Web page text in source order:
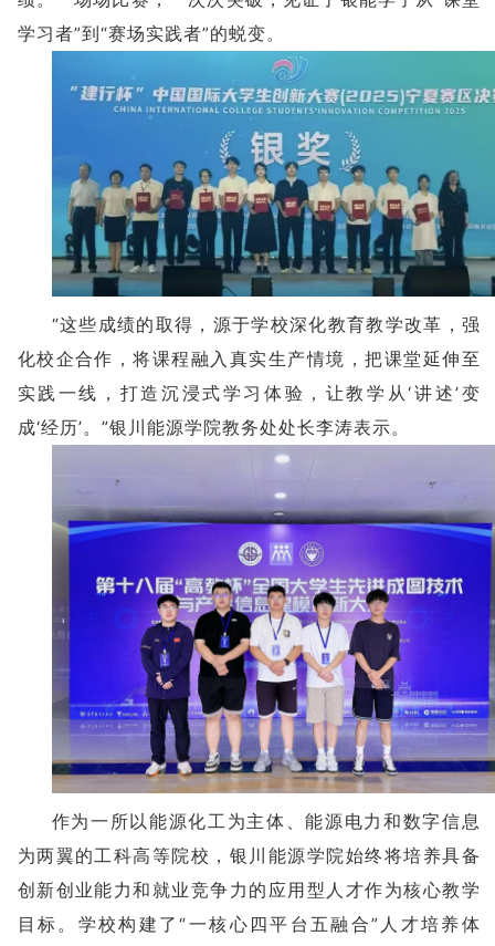
学习者”到“赛场实践者”的蜕变。
“这些成绩的取得，源于学校深化教育教学改革，强
化校企合作，将课程融入真实生产情境，把课堂延伸至
实践一线，打造沉浸式学习体验，让教学从‘讲述’变
成‘经历’。”银川能源学院教务处处长李涛表示。
作为一所以能源化工为主体、能源电力和数字信息
为两翼的工科高等院校，银川能源学院始终将培养具备
创新创业能力和就业竞争力的应用型人才作为核心教学
目标。学校构建了“一核心四平台五融合”人才培养体